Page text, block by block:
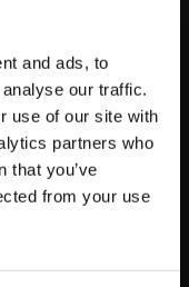
and ads, to
our traffic.
use of our site with
partners who
that you’ve
from your use
ートファイター
ウンドトラッ
Kanzuki